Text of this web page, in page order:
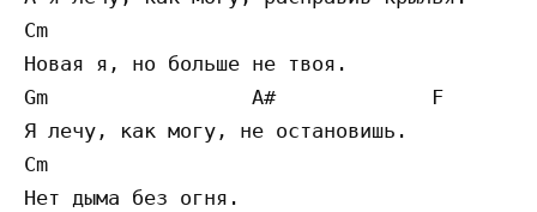
Cm
Новая я, но больше не твоя.
Gm                 A#             F
Я лечу, как могу, не остановишь.
Cm
Нет дыма без огня.